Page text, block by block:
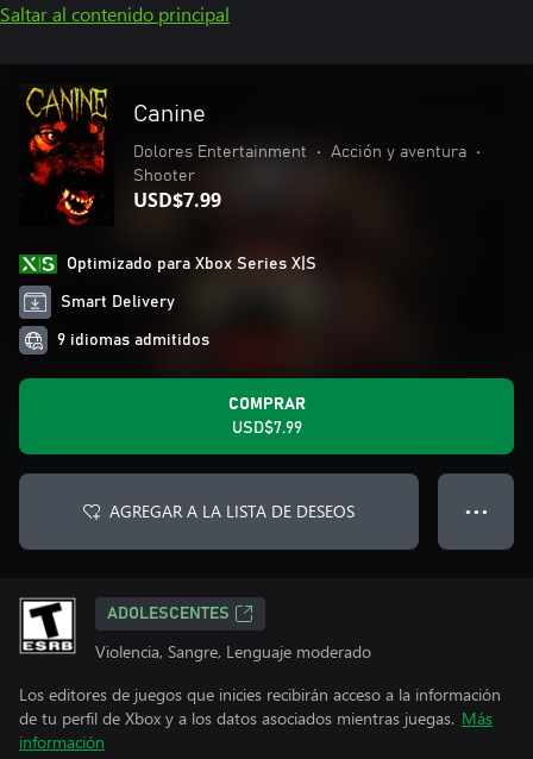
Saltar al contenido principal
Canine
Dolores Entertainment • Acción y aventura
•
Shooter
USD$7.99
Optimizado para Xbox Series X|S
Smart Delivery
9 idiomas admitidos
COMPRAR
USD$7.99
AGREGAR A LA LISTA DE DESEOS ● ● ●
ADOLESCENTES
Violencia, Sangre, Lenguaje moderado
Los editores de juegos que inicies recibirán acceso a la información
de tu perfil de Xbox y a los datos asociados mientras juegas. Más
información